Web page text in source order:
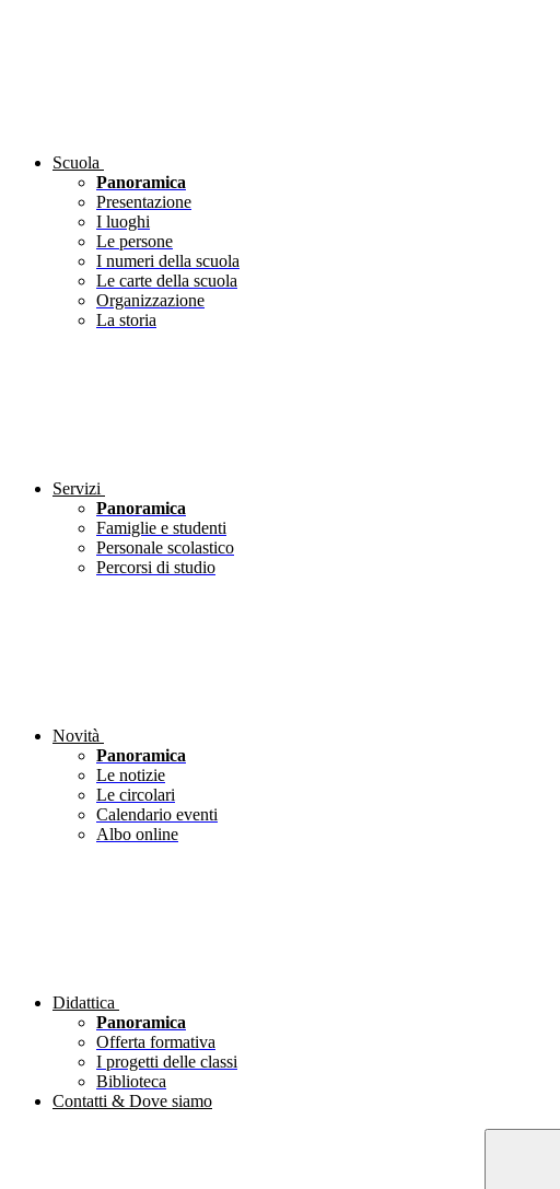
Scuola
Panoramica
Presentazione
I luoghi
Le persone
I numeri della scuola
Le carte della scuola
Organizzazione
La storia
Servizi
Panoramica
Famiglie e studenti
Personale scolastico
Percorsi di studio
Novità
Panoramica
Le notizie
Le circolari
Calendario eventi
Albo online
Didattica
Panoramica
Offerta formativa
I progetti delle classi
Biblioteca
Contatti & Dove siamo